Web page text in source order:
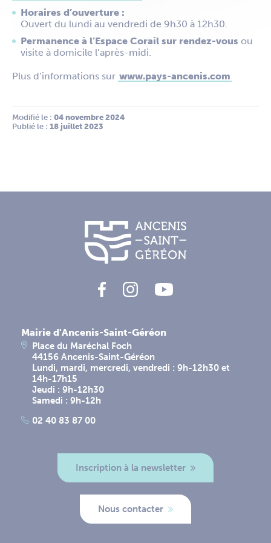
Horaires d’ouverture :
Ouvert du lundi au vendredi de 9h30 à 12h30.
Permanence à l’Espace Corail sur rendez-vous ou
visite à domicile l’après-midi.
Plus d’informations sur www.pays-ancenis.com
Modifié le : 04 novembre 2024
Publié le : 18 juillet 2023
Mairie d'Ancenis-Saint-Géréon
Place du Maréchal Foch
44156 Ancenis-Saint-Géréon
Lundi, mardi, mercredi, vendredi : 9h-12h30 et
14h-17h15
Jeudi : 9h-12h30
Samedi : 9h-12h
02 40 83 87 00
Inscription à la newsletter
Nous contacter